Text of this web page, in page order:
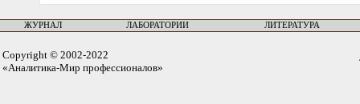
ЖУРНАЛ ЛАБОРАТОРИИ ЛИТЕРАТУРА
Copyright © 2002-2022
«Аналитика-Мир профессионалов»